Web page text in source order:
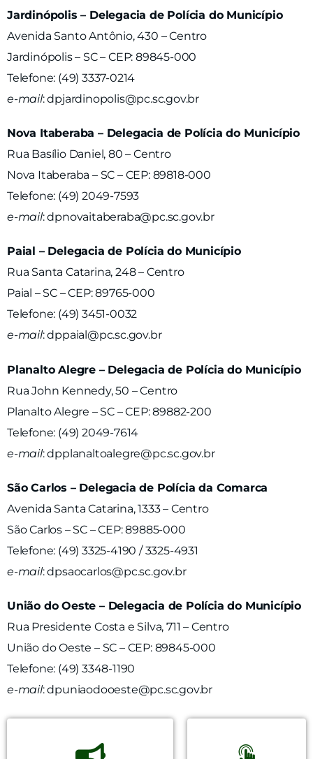
Jardinópolis – Delegacia de Polícia do Município
Avenida Santo Antônio, 430 – Centro
Jardinópolis – SC – CEP: 89845-000
Telefone: (49) 3337-0214
e-mail:dpjardinopolis@pc.sc.gov.br
Nova Itaberaba – Delegacia de Polícia do Município
Rua Basílio Daniel, 80 – Centro
Nova Itaberaba – SC – CEP: 89818-000
Telefone: (49) 2049-7593
e-mail:dpnovaitaberaba@pc.sc.gov.br
Paial – Delegacia de Polícia do Município
Rua Santa Catarina, 248 – Centro
Paial – SC – CEP: 89765-000
Telefone: (49) 3451-0032
e-mail:dppaial@pc.sc.gov.br
Planalto Alegre – Delegacia de Polícia do Município
Rua John Kennedy, 50 – Centro
Planalto Alegre – SC – CEP: 89882-200
Telefone: (49) 2049-7614
e-mail:dpplanaltoalegre@pc.sc.gov.br
São Carlos – Delegacia de Polícia da Comarca
Avenida Santa Catarina, 1333 – Centro
São Carlos – SC – CEP: 89885-000
Telefone: (49) 3325-4190 / 3325-4931
e-mail:dpsaocarlos@pc.sc.gov.br
União do Oeste – Delegacia de Polícia do Município
Rua Presidente Costa e Silva, 711 – Centro
União do Oeste – SC – CEP: 89845-000
Telefone: (49) 3348-1190
e-mail:dpuniaodooeste@pc.sc.gov.br